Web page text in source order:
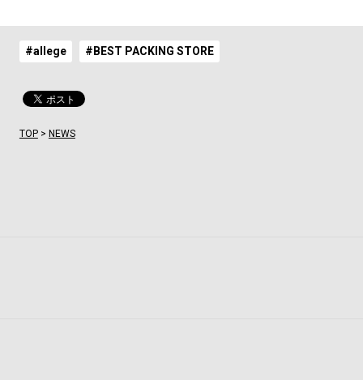
#allege #BEST PACKING STORE
TOP> NEWS